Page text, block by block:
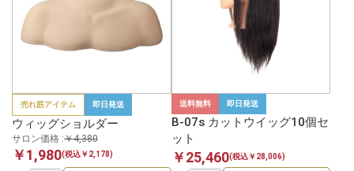
売れ筋アイテム 即日発送
ウィッグショルダー
サロン価格 :￥4,380
￥1,980(税込￥2,178)
送料無料 即日発送
B-07s カットウイッグ10個セ
ット
￥25,460(税込￥28,006)